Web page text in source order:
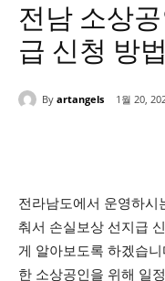
전남 소상
급 신청 방
By artangels 1월 20,
전라남도에서 운영하
춰서 손실보상 선지급
게 알아보도록 하겠습
한 소상공인을 위해 일